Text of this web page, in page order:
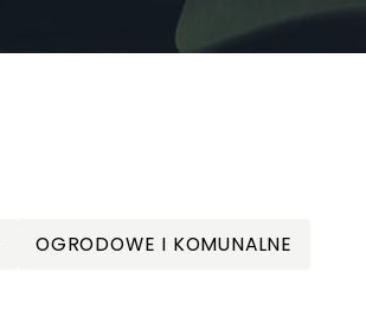
OGRODOWE I KOMUNALNE